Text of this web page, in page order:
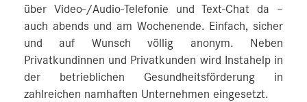
über Video-/Audio-Telefonie und Text-Chat da –
auch abends und am Wochenende. Einfach, sicher
und auf Wunsch völlig anonym. Neben
Privatkundinnen und Privatkunden wird Instahelp in
der betrieblichen Gesundheitsförderung in
zahlreichen namhaften Unternehmen eingesetzt.